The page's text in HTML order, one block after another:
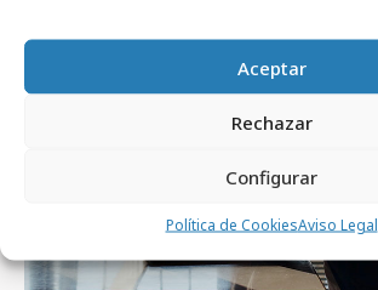
Aceptar
Rechazar
Configurar
Política de CookiesAviso Legal